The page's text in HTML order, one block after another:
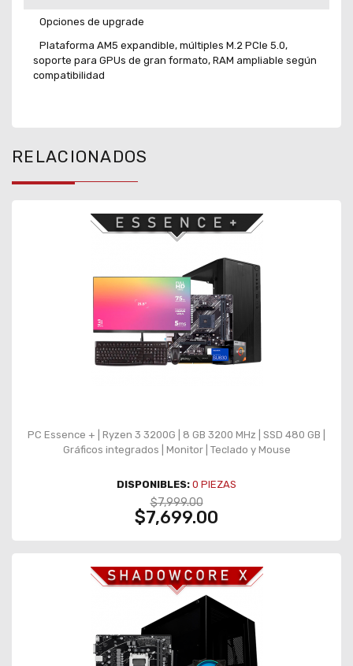
Opciones de upgrade
Plataforma AM5 expandible, múltiples M.2 PCIe 5.0,
soporte para GPUs de gran formato, RAM ampliable según
compatibilidad
RELACIONADOS
PC Essence + | Ryzen 3 3200G | 8 GB 3200 MHz | SSD 480 GB |
Gráficos integrados | Monitor | Teclado y Mouse
DISPONIBLES: 0 PIEZAS
$7,999.00
$7,699.00